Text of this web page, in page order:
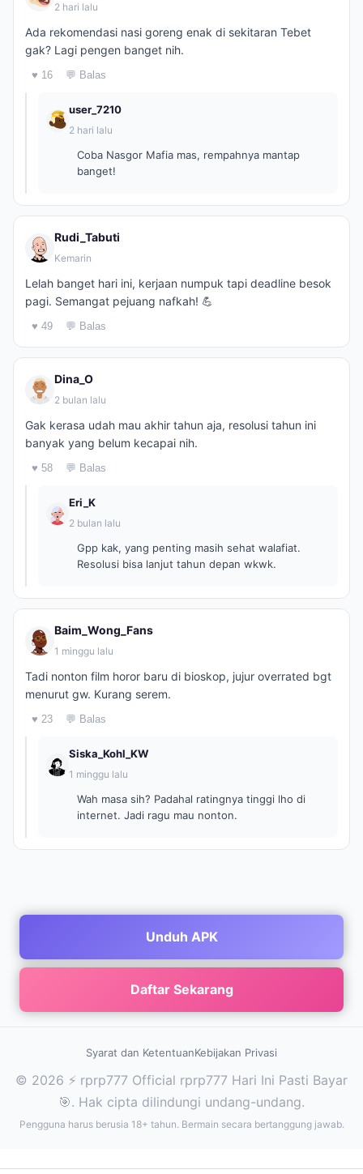
2 hari lalu
Ada rekomendasi nasi goreng enak di sekitaran Tebet
gak? Lagi pengen banget nih.
♥ 16 💬 Balas
user_7210
2 hari lalu
Coba Nasgor Mafia mas, rempahnya mantap
banget!
Rudi_Tabuti
Kemarin
Lelah banget hari ini, kerjaan numpuk tapi deadline besok
pagi. Semangat pejuang nafkah! 💪
♥ 49 💬 Balas
Dina_O
2 bulan lalu
Gak kerasa udah mau akhir tahun aja, resolusi tahun ini
banyak yang belum kecapai nih.
♥ 58 💬 Balas
Eri_K
2 bulan lalu
Gpp kak, yang penting masih sehat walafiat.
Resolusi bisa lanjut tahun depan wkwk.
Baim_Wong_Fans
1 minggu lalu
Tadi nonton film horor baru di bioskop, jujur overrated bgt
menurut gw. Kurang serem.
♥ 23 💬 Balas
Siska_Kohl_KW
1 minggu lalu
Wah masa sih? Padahal ratingnya tinggi lho di
internet. Jadi ragu mau nonton.
Unduh APK
Daftar Sekarang
Syarat dan KetentuanKebijakan Privasi
© 2026 ⚡ rprp777 Official rprp777 Hari Ini Pasti Bayar
🎯. Hak cipta dilindungi undang-undang.
Pengguna harus berusia 18+ tahun. Bermain secara bertanggung jawab.